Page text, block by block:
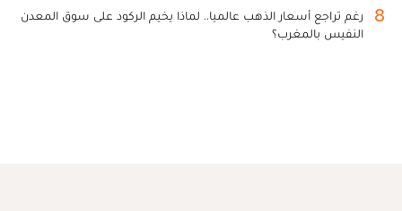
8
رغم تراجع أسعار الذهب عالميا.. لماذا يخيم الركود على سوق المعدن
النفيس بالمغرب؟